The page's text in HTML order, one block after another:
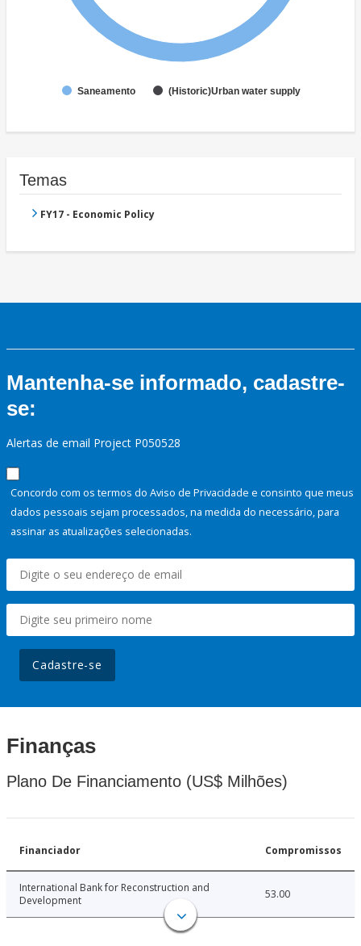
Saneamento (Historic)Urban water supply
Temas
FY17 - Economic Policy
Mantenha-se informado, cadastre-
se:
Alertas de email Project P050528
Concordo com os termos do Aviso de Privacidade e consinto que meus
dados pessoais sejam processados, na medida do necessário, para
assinar as atualizações selecionadas.
Cadastre-se
Finanças
Plano De Financiamento (US$ Milhões)
Financiador Compromissos
International Bank for Reconstruction and
Development
53.00